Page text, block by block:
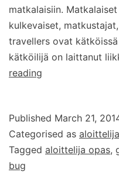
matkalaisiin.
kulkevaiset,
travellers ovat
kätköilijä on laittanut
reading
Published March 21,
Categorised as
Tagged aloittelija opas,
bug